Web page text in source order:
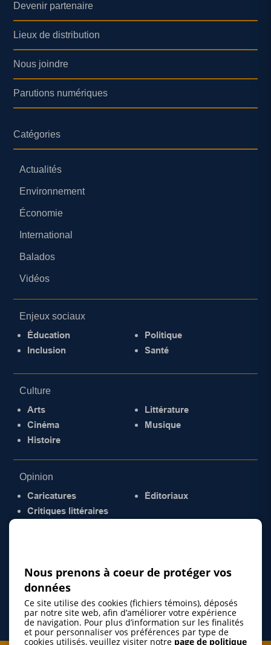
Devenir partenaire
Lieux de distribution
Nous joindre
Parutions numériques
Catégories
Actualités
Environnement
Économie
International
Balados
Vidéos
Enjeux sociaux
Éducation
Inclusion
Politique
Santé
Culture
Arts
Cinéma
Histoire
Littérature
Musique
Opinion
Caricatures
Critiques littéraires
Éditoriaux
Nous prenons à coeur de protéger vos
données
Ce site utilise des cookies (fichiers témoins), déposés
par notre site web, afin d’améliorer votre expérience
de navigation. Pour plus d’information sur les finalités
et pour personnaliser vos préférences par type de
cookies utilisés, veuillez visiter notre page de politique